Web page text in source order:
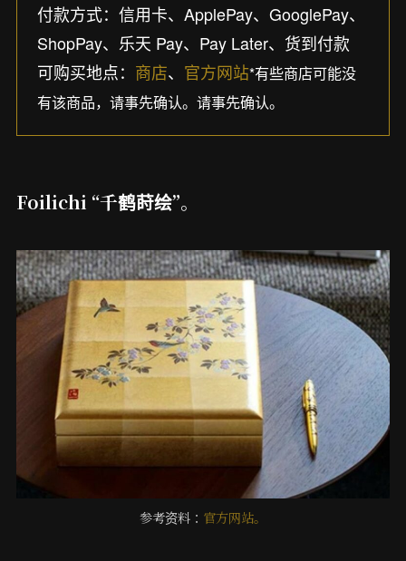
付款方式：信用卡、ApplePay、GooglePay、
ShopPay、乐天 Pay、Pay Later、货到付款
可购买地点： 商店、 官方网站*有些商店可能没
有该商品，请事先确认。请事先确认。
Foilichi “千鹤莳绘”。
参考资料： 官方网站。